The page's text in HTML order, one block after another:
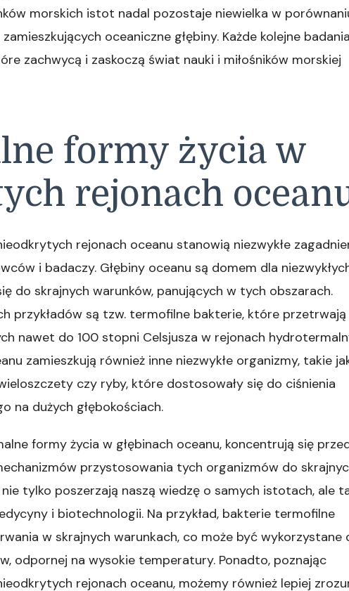
morskich istot nadal pozostaje niewielka w
oceaniczne głębiny. Każde kolejne badania
zachwycą i zaskoczą świat nauki i miłośników morskiej
formy życia w
rejonach
rejonach oceanu stanowią niezwykłe
i badaczy. Głębiny oceanu są domem dla
do skrajnych warunków, panujących w tych obszarach.
przykładów są tzw. termofilne bakterie, które
nawet do 100 stopni Celsjusza w rejonach
zamieszkują również inne niezwykłe organizmy, takie
czy ryby, które dostosowały się do ciśnienia
na dużych głębokościach.
formy życia w głębinach oceanu, koncentrują się
przystosowania tych organizmów do
tylko poszerzają naszą wiedzę o samych istotach, ale
i biotechnologii. Na przykład, bakterie termofilne
w skrajnych warunkach, co może być wykorzystane
odpornej na wysokie temperatury. Ponadto, poznając
rejonach oceanu, możemy również lepiej